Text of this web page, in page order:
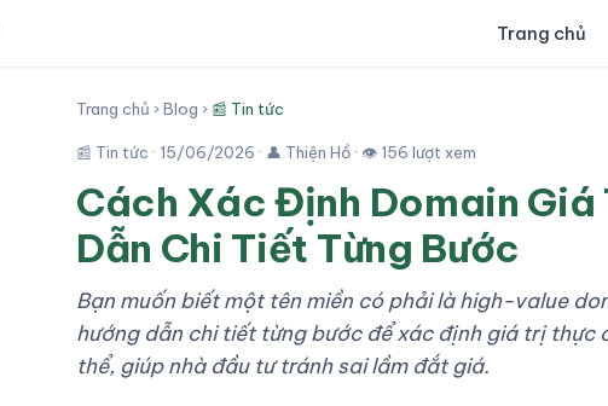
Trang chủ
Trang chủ ›Blog › 📰 Tin tức
📰 Tin tức · 15/06/2026 · 👤 Thiện Hồ · 👁 156 lượt xem
Cách Xác Định Domain Giá
Dẫn Chi Tiết Từng Bước
Bạn muốn biết một tên miền có phải là high-value
hướng dẫn chi tiết từng bước để xác định giá trị thực
thể, giúp nhà đầu tư tránh sai lầm đắt giá.